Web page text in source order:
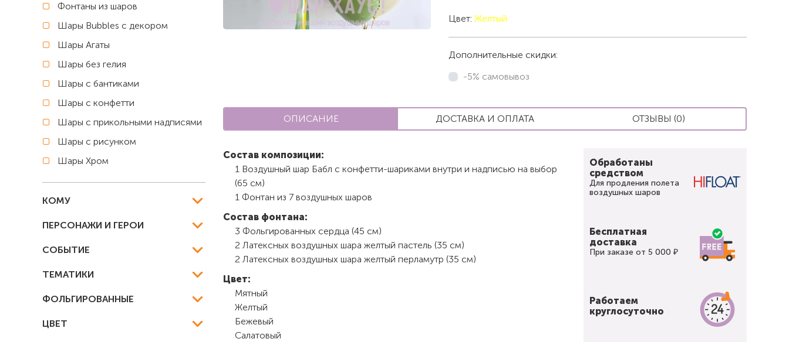
Фонтаны из шаров
Шары Bubbles с декором
Шары Агаты
Шары без гелия
Шары с бантиками
Шары с конфетти
Шары с прикольными надписями
Шары с рисунком
Шары Хром
КОМУ
ПЕРСОНАЖИ И ГЕРОИ
СОБЫТИЕ
ТЕМАТИКИ
ФОЛЬГИРОВАННЫЕ
ЦВЕТ
Цвет: Желтый
Дополнительные скидки:
-5% самовывоз
ОПИСАНИЕ ДОСТАВКА И ОПЛАТА ОТЗЫВЫ (0)
Состав композиции:
1 Воздушный шар Бабл с конфетти-шариками внутри и надписью на выбор
(65 см)
1 Фонтан из 7 воздушных шаров
Состав фонтана:
3 Фольгированных сердца (45 см)
2 Латексных воздушных шара желтый пастель (35 см)
2 Латексных воздушных шара желтый перламутр (35 см)
Цвет:
Мятный
Желтый
Бежевый
Салатовый
Обработаны
средством
Для продления полета
воздушных шаров
Бесплатная
доставка
При заказе от 5 000 ₽
Работаем
круглосуточно